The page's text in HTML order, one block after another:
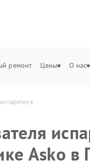
ремонт Цены О нас
Asko в